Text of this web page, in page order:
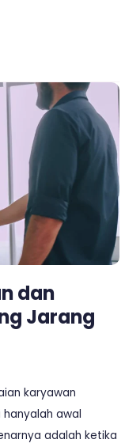
dan
Jarang
karyawan
hanyalah awal
adalah ketika